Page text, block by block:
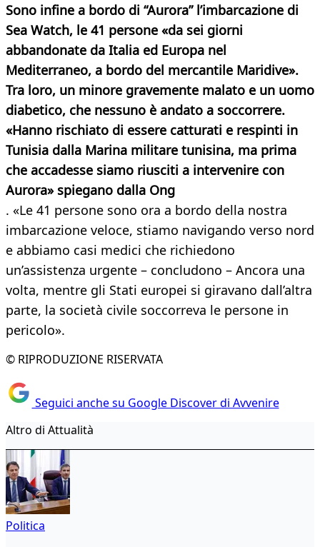
Sono infine a bordo di “Aurora” l’imbarcazione di
Sea Watch, le 41 persone «da sei giorni
abbandonate da Italia ed Europa nel
Mediterraneo, a bordo del mercantile Maridive».
Tra loro, un minore gravemente malato e un uomo
diabetico, che nessuno è andato a soccorrere.
«Hanno rischiato di essere catturati e respinti in
Tunisia dalla Marina militare tunisina, ma prima
che accadesse siamo riusciti a intervenire con
Aurora» spiegano dalla Ong
. «Le 41 persone sono ora a bordo della nostra
imbarcazione veloce, stiamo navigando verso nord
e abbiamo casi medici che richiedono
un’assistenza urgente – concludono – Ancora una
volta, mentre gli Stati europei si giravano dall’altra
parte, la società civile soccorreva le persone in
pericolo».
© RIPRODUZIONE RISERVATA
Seguici anche su Google Discover di Avvenire
Altro di Attualità
Politica